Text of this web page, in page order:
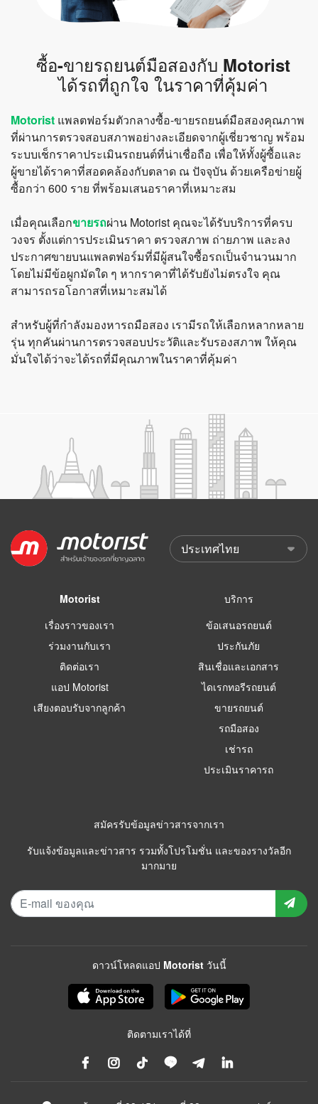
ซื้อ-ขายรถยนต์มือสองกับ Motorist
ได้รถที่ถูกใจ ในราคาที่คุ้มค่า
Motorist แพลตฟอร์มตัวกลางซื้อ-ขายรถยนต์มือสองคุณภาพ
ที่ผ่านการตรวจสอบสภาพอย่างละเอียดจากผู้เชี่ยวชาญ พร้อม
ระบบเช็กราคาประเมินรถยนต์ที่น่าเชื่อถือ เพื่อให้ทั้งผู้ซื้อและ
ผู้ขายได้ราคาที่สอดคล้องกับตลาด ณ ปัจจุบัน ด้วยเครือข่ายผู้
ซื้อกว่า 600 ราย ที่พร้อมเสนอราคาที่เหมาะสม
เมื่อคุณเลือกขายรถผ่าน Motorist คุณจะได้รับบริการที่ครบ
วงจร ตั้งแต่การประเมินราคา ตรวจสภาพ ถ่ายภาพ และลง
ประกาศขายบนแพลตฟอร์มที่มีผู้สนใจซื้อรถเป็นจำนวนมาก
โดยไม่มีข้อผูกมัดใด ๆ หากราคาที่ได้รับยังไม่ตรงใจ คุณ
สามารถรอโอกาสที่เหมาะสมได้
สำหรับผู้ที่กำลังมองหารถมือสอง เรามีรถให้เลือกหลากหลาย
รุ่น ทุกคันผ่านการตรวจสอบประวัติและรับรองสภาพ ให้คุณ
มั่นใจได้ว่าจะได้รถที่มีคุณภาพในราคาที่คุ้มค่า
Motorist
เรื่องราวของเรา
ร่วมงานกับเรา
ติดต่อเรา
แอป Motorist
เสียงตอบรับจากลูกค้า
บริการ
ข้อเสนอรถยนต์
ประกันภัย
สินเชื่อและเอกสาร
ไดเรกทอรีรถยนต์
ขายรถยนต์
รถมือสอง
เช่ารถ
ประเมินราคารถ
สมัครรับข้อมูลข่าวสารจากเรา
รับแจ้งข้อมูลและข่าวสาร รวมทั้งโปรโมชั่น และของรางวัลอีก
มากมาย
ดาวน์โหลดแอป Motorist วันนี้
ติดตามเราได้ที่